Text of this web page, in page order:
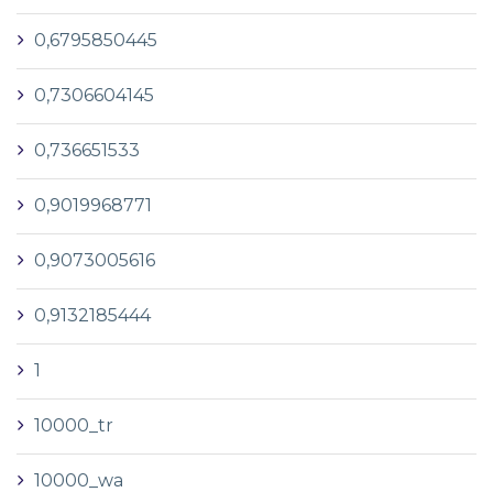
0,6795850445
0,7306604145
0,736651533
0,9019968771
0,9073005616
0,9132185444
1
10000_tr
10000_wa